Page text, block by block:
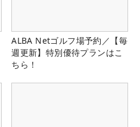
ALBA Netゴルフ場予約／【毎
週更新】特別優待プランはこ
ちら！